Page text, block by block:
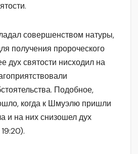
совершенством натуры,
получения пророческого
дух святости нисходил на
Подобное,
когда к Шмуэлю пришли
и на них снизошел дух
19:20).